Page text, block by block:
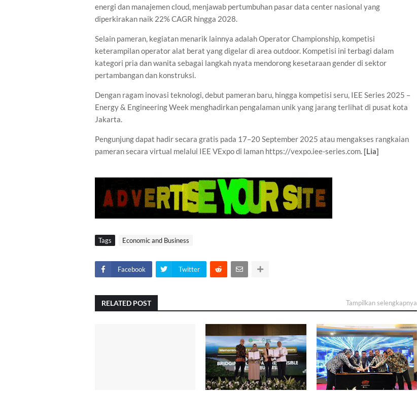
energi dan manajemen cloud, menjawab pertumbuhan pasar data center nasional yang
diperkirakan naik 22% CAGR hingga 2028.
Selain pameran, kegiatan menarik lainnya adalah Operator Championship, kompetisi
keterampilan operator alat berat yang digelar di area outdoor. Kompetisi ini terbagi dalam
kategori pria dan wanita sebagai langkah nyata mendorong kesetaraan gender di sektor
pertambangan dan konstruksi.
Dengan ragam inovasi teknologi, debut pameran baru, hingga kompetisi seru, IEE Series 2025 –
Energy & Engineering Week menghadirkan pengalaman unik yang jarang terlihat di pusat kota
Jakarta.
Pengunjung dapat hadir secara gratis pada 17–20 September 2025 atau mengakses rangkaian
pameran secara virtual melalui IEE VExpo di laman https://vexpo.iee-series.com. [Lia]
Tags Economic and Business
Facebook Twitter
RELATED POST Tampilkan selengkapnya